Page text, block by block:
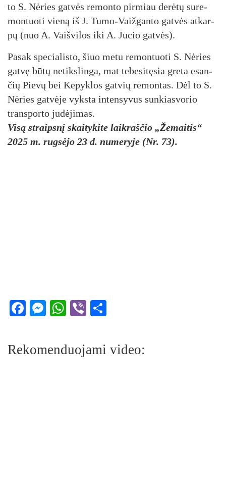
to S. Nė­ries gat­vės re­mon­to pir­miau de­rė­tų su­re­
mon­tuo­ti vie­ną iš J. Tu­mo-Vaiž­gan­to gat­vės at­kar­
pų (nuo A. Vaiš­vi­los iki A. Ju­cio gat­vės).
Pa­sak spe­cia­lis­to, šiuo me­tu re­mon­tuo­ti S. Nė­ries
gat­vę bū­tų ne­tiks­lin­ga, mat te­be­si­tę­sia gre­ta esan­
čių Pie­vų bei Ke­pyk­los gat­vių re­mon­tas. Dėl to S.
Nė­ries gat­vė­je vyks­ta in­ten­sy­vus sun­kias­vo­rio
trans­por­to ju­dė­ji­mas.
Visą straipsnį skaitykite laikraščio „Žemaitis“
2025 m. rugsėjo 23 d. numeryje (Nr. 73).
Facebook
Messenger
WhatsApp
Viber
Rekomenduojami video: